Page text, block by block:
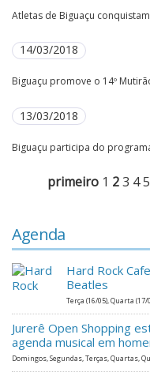
Atletas de Biguaçu
14/03/2018
Biguaçu promove o 14º
13/03/2018
Biguaçu participa do
primeiro 1 23 45
Agenda
Hard Rock
Beatles
Terça (16/05), Quarta
Jurerê Open Shopping
agenda musical em
Domingos, Segundas, Terças, Quartas,